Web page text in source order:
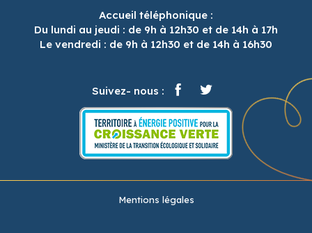
Accueil téléphonique :
Du lundi au jeudi : de 9h à 12h30 et de 14h à 17h
Le vendredi : de 9h à 12h30 et de 14h à 16h30
Suivez- nous :
Mentions légales